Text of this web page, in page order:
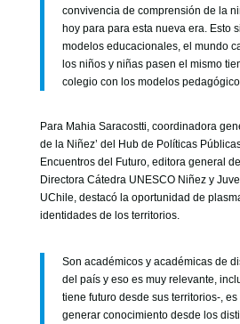
convivencia de comprensión de la
hoy para para esta nueva era. Esto
modelos educacionales, el mundo
los niños y niñas pasen el mismo
colegio con los modelos
Para Mahia Saracostti, coordinadora
de la Niñez’ del Hub de Políticas
Encuentros del Futuro, editora general
Directora Cátedra UNESCO Niñez y
UChile, destacó la oportunidad de
identidades de los territorios.
Son académicos y académicas de
del país y eso es muy relevante,
tiene futuro desde sus territorios-,
generar conocimiento desde los